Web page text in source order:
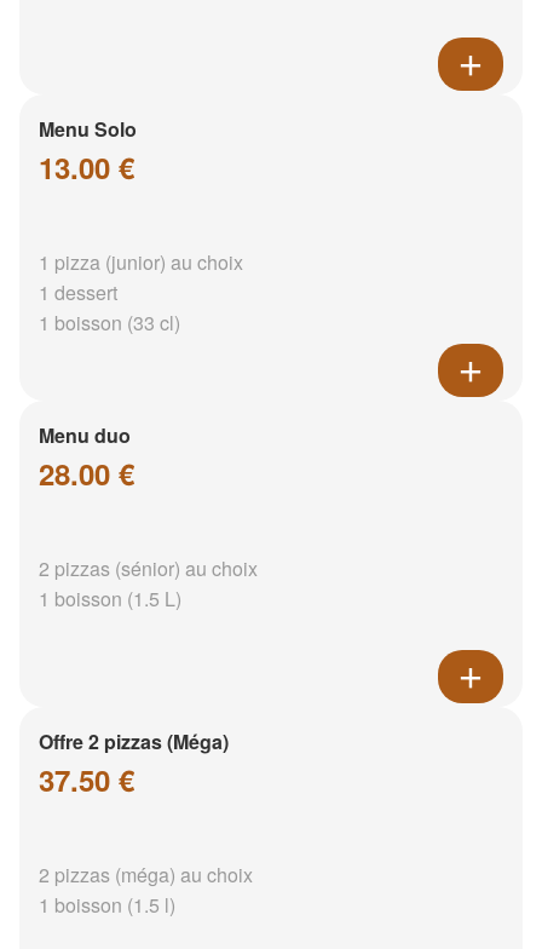
Menu Solo
13.00 €
1 pizza (junior) au choix
1 dessert
1 boisson (33 cl)
Menu duo
28.00 €
2 pizzas (sénior) au choix
1 boisson (1.5 L)
Offre 2 pizzas (Méga)
37.50 €
2 pizzas (méga) au choix
1 boisson (1.5 l)